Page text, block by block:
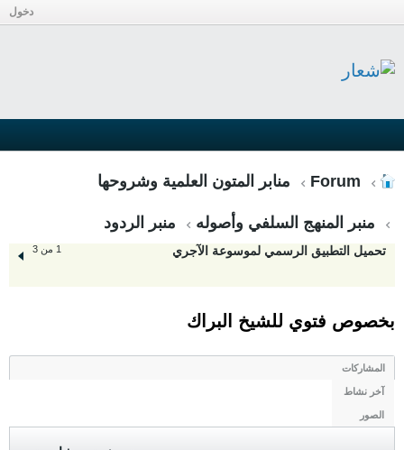
دخول
Forum منابر المتون العلمية وشروحها
منبر المنهج السلفي وأصوله منبر الردود
1 من 3 تحميل التطبيق الرسمي لموسوعة الآجري
بخصوص فتوي للشيخ البراك
المشاركات
آخر نشاط
الصور